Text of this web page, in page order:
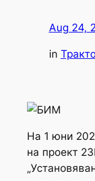
Aug 24,
in
На 1 юни
на проект